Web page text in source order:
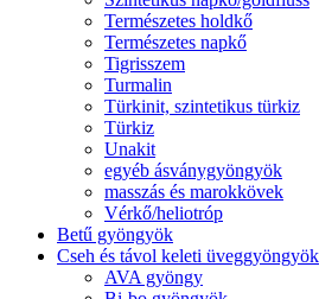
Természetes holdkő
Természetes napkő
Tigrisszem
Turmalin
Türkinit, szintetikus türkiz
Türkiz
Unakit
egyéb ásványgyöngyök
masszás és marokkövek
Vérkő/heliotróp
Betű gyöngyök
Cseh és távol keleti üveggyöngyök
AVA gyöngy